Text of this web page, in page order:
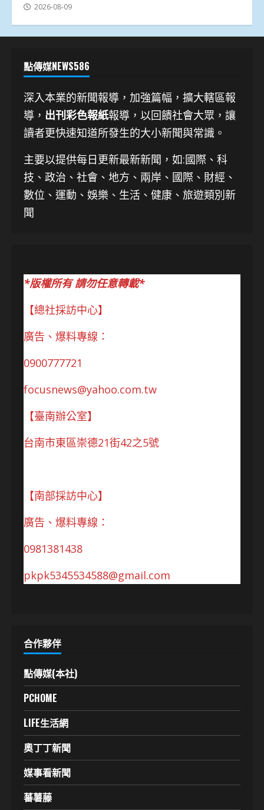
2026-08-09
點傳媒NEWS586
深入本業的新聞報導，加強篇幅，擴大轄區報
導， 出刊彩色報紙報導，以回饋社會大眾，讓
讀者更快速知道所發生的大小新聞與常識。
主要以提供每日更新最新新聞 ，如:國際、科
技、 政治、社會、地方、兩岸、國際、財經、
數位、運動、娛樂、生活、健康、旅遊類別新
聞
*版權所有 請勿任意轉載*
【總社採訪中心】
廣告、爆料專線：
0900777721
focusnews@yahoo.com.tw
【臺南辦公室】
台南市東區崇德21街42之5號
【南部採訪中心】
廣告、爆料專線：
0981381438
pkpk5345534588@gmail.com
合作夥伴
點傳媒(本社)
PCHOME
LIFE生活網
奧丁丁新聞
媒事看新聞
蕃薯藤